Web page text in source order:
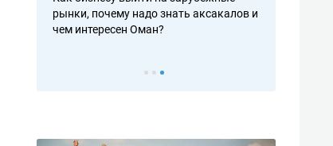
рынки, почему надо знать аксакалов и
чем интересен Оман?